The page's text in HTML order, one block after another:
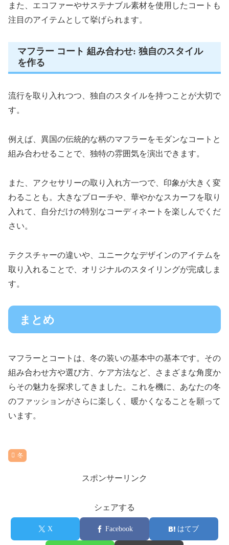
また、エコファーやサステナブル素材を使用したコートも
注目のアイテムとして挙げられます。
マフラー コート 組み合わせ: 独自のスタイル
を作る
流行を取り入れつつ、独自のスタイルを持つことが大切で
す。
例えば、異国の伝統的な柄のマフラーをモダンなコートと
組み合わせることで、独特の雰囲気を演出できます。
また、アクセサリーの取り入れ方一つで、印象が大きく変
わることも。大きなブローチや、華やかなスカーフを取り
入れて、自分だけの特別なコーディネートを楽しんでくだ
さい。
テクスチャーの違いや、ユニークなデザインのアイテムを
取り入れることで、オリジナルのスタイリングが完成しま
す。
まとめ
マフラーとコートは、冬の装いの基本中の基本です。その
組み合わせ方や選び方、ケア方法など、さまざまな角度か
らその魅力を探求してきました。これを機に、あなたの冬
のファッションがさらに楽しく、暖かくなることを願って
います。
冬
スポンサーリンク
シェアする
X Facebook はてブ